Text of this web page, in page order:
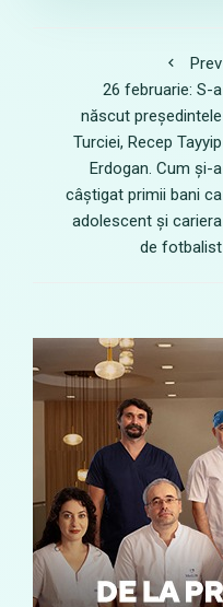
Prev
26 februarie: S-a
născut președintele
Turciei, Recep Tayyip
Erdogan. Cum și-a
câștigat primii bani ca
adolescent și cariera
de fotbalist